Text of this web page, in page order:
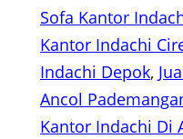
Sofa Kantor
Kantor Indachi
Indachi Depok,
Ancol
Kantor Indachi Di